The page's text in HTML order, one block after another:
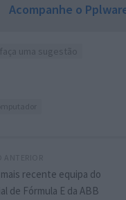
Acompanhe o
recente equipa do
de Fórmula E da ABB